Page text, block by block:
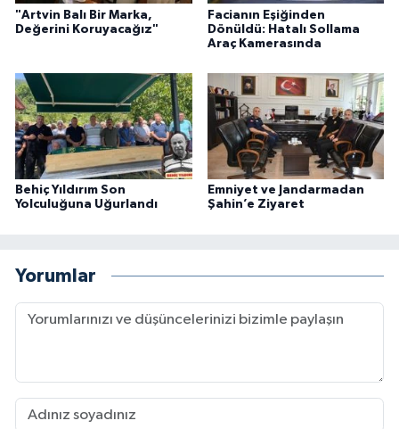
"Artvin Balı Bir Marka,
Değerini Koruyacağız"
Facianın Eşiğinden
Dönüldü: Hatalı Sollama
Araç Kamerasında
Behiç Yıldırım Son
Yolculuğuna Uğurlandı
Emniyet ve Jandarmadan
Şahin’e Ziyaret
Yorumlar